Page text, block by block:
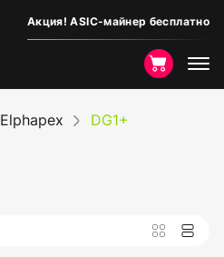
Акция! ASIC-майнер бесплатно
Elphapex DG1+